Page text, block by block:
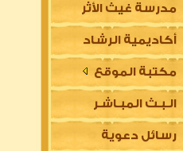
العلمية
مدرسة غيث الأثر
السلفية
أكاديمية الرشاد
العلمية للتأسيس
في مقدمات العلوم
الشرعية (للتعليم
مكتبة الموقع
الـبـث المبـاشـر
رسائل دعوية